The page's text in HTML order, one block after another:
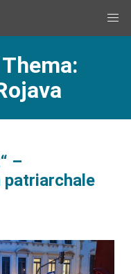
–
patriarchale